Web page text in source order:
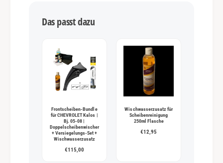
Das passt dazu
Frontscheiben-Bundle
für CHEVROLET Kalos |
Bj. 05-08 |
Doppelscheibenwischer
+ Versiegelungs-Set +
Wischwasserzusatz
€115,00
Wischwasserzusatz für
Scheibenreinigung
250ml Flasche
€12,95